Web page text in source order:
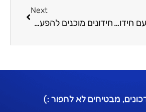
לשדרג אירוע עם חידון – הוספת תמונות וסרטונים לחידון ה-OrQuiz שלכם
Next
חידונים מוכנים להפעלה – הדרך הקלה לפעילות מוצלחת
מבטיחים לא לחפור :)